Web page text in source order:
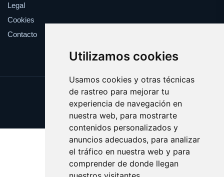
Utilizamos cookies
Usamos cookies y otras técnicas
de rastreo para mejorar tu
experiencia de navegación en
nuestra web, para mostrarte
contenidos personalizados y
anuncios adecuados, para analizar
el tráfico en nuestra web y para
comprender de donde llegan
Legal
Cookies
Contacto
Update cookies preferences
Copyright © 2025 creencia.es